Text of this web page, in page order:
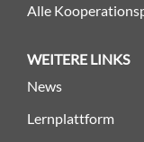
Alle
WEITERE LINKS
News
Lernplattform